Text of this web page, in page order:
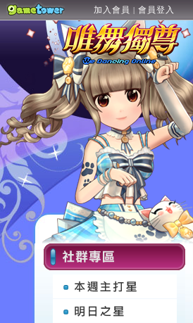
加入會員 | 會員登入